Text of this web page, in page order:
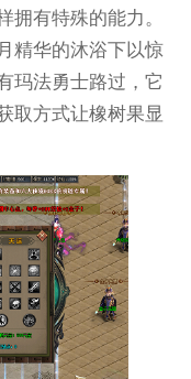
拥有特殊的能力。
精华的沐浴下以惊
玛法勇士路过，它
取方式让橡树果显